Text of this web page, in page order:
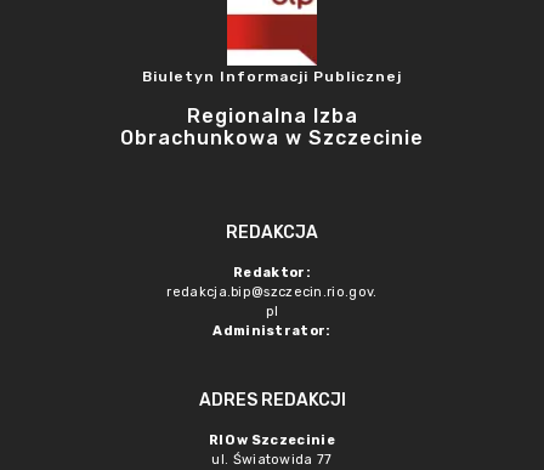
Biuletyn Informacji Publicznej
Regionalna Izba
Obrachunkowa w Szczecinie
REDAKCJA
Redaktor:
redakcja.bip@szczecin.rio.gov.
pl
Administrator:
ADRES REDAKCJI
RIO w Szczecinie
ul. Światowida 77